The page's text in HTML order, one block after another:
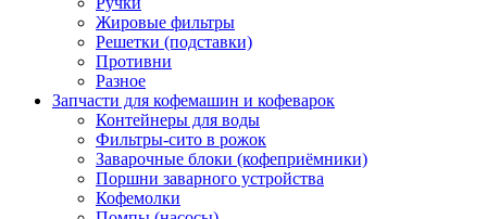
Жировые фильтры
Решетки (подставки)
Противни
Разное
Запчасти для кофемашин и кофеварок
Контейнеры для воды
Фильтры-сито в рожок
Заварочные блоки (кофеприёмники)
Поршни заварного устройства
Кофемолки